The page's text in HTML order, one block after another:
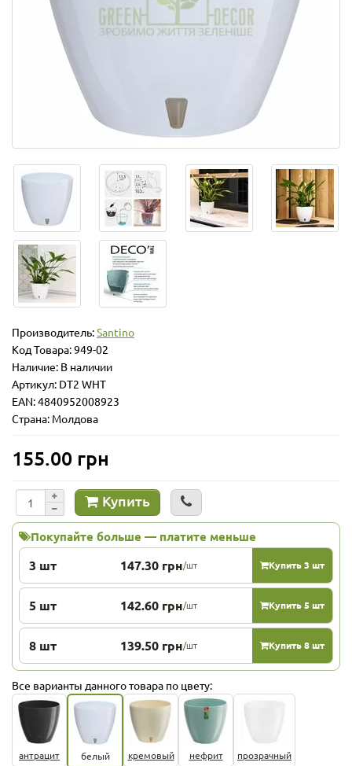
Производитель:Santino
Код Товара:949-02
Наличие: В наличии
Артикул: DT2 WHT
EAN: 4840952008923
Страна: Молдова
155.00 грн
Купить
Покупайте больше — платите меньше
3 шт 147.30 грн/шт Купить 3 шт
5 шт 142.60 грн/шт Купить 5 шт
8 шт 139.50 грн/шт Купить 8 шт
Все варианты данного товара по цвету:
антрацит белый кремовый нефрит прозрачный